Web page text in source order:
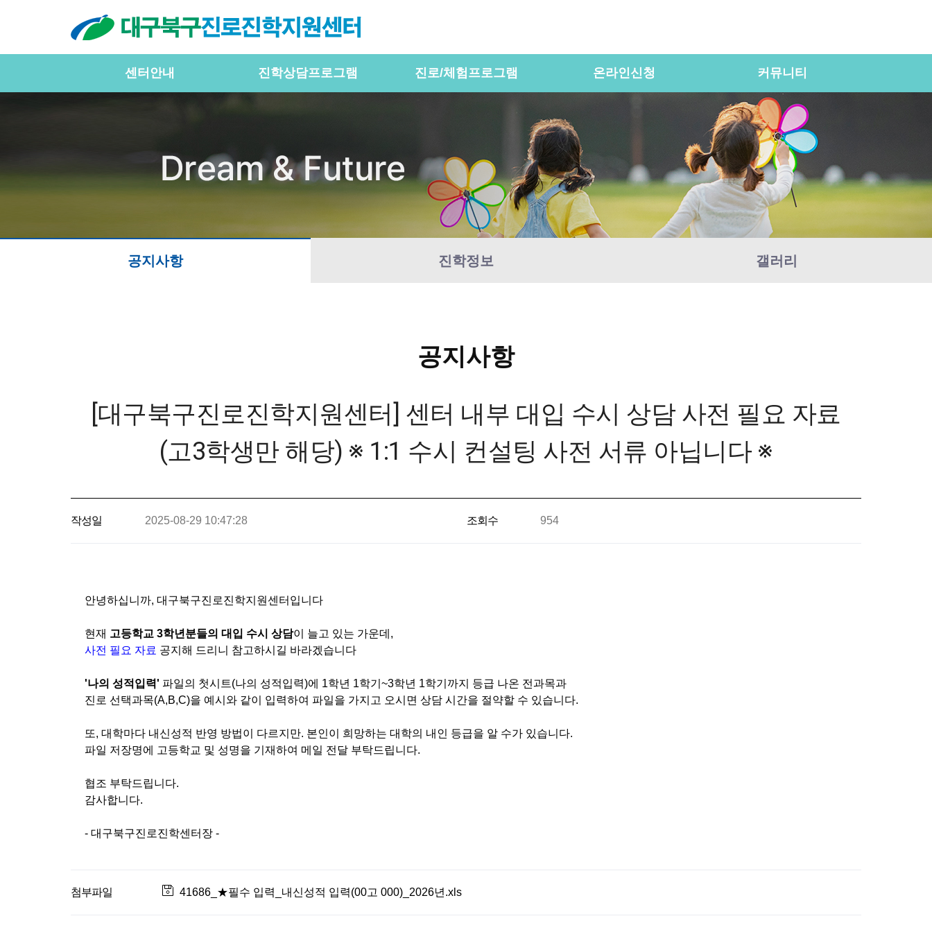
센터안내 진학상담프로그램 진로/체험프로그램 온라인신청 커뮤니티
공지사항 진학정보 갤러리
공지사항
[대구북구진로진학지원센터] 센터 내부 대입 수시 상담 사전 필요 자료
(고3학생만 해당) ※ 1:1 수시 컨설팅 사전 서류 아닙니다 ※
작성일 2025-08-29 10:47:28 조회수 954
안녕하십니까, 대구북구진로진학지원센터입니다
현재 고등학교 3학년분들의 대입 수시 상담이 늘고 있는 가운데,
사전 필요 자료 공지해 드리니 참고하시길 바라겠습니다
'나의 성적입력' 파일의 첫시트(나의 성적입력)에 1학년 1학기~3학년 1학기까지 등급 나온 전과목과
진로 선택과목(A,B,C)을 예시와 같이 입력하여 파일을 가지고 오시면 상담 시간을 절약할 수 있습니다.
또, 대학마다 내신성적 반영 방법이 다르지만. 본인이 희망하는 대학의 내인 등급을 알 수가 있습니다.
파일 저장명에 고등학교 및 성명을 기재하여 메일 전달 부탁드립니다.
협조 부탁드립니다.
감사합니다.
- 대구북구진로진학센터장 -
첨부파일 41686_★필수 입력_내신성적 입력(00고 000)_2026년.xls